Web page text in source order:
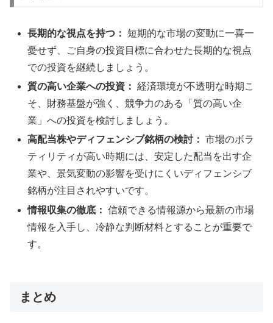
長期的な視点を持つ： 短期的な市場の変動に一喜一
憂せず、ご自身の投資目標に合わせた長期的な視点
での投資を継続しましょう。
質の高い企業への投資： 経済環境が不透明な時期こ
そ、財務基盤が強く、競争力のある「質の高い企
業」への投資を検討しましょう。
高配当株やディフェンシブ銘柄の検討： 市場のボラ
ティリティが高い時期には、安定した配当を出す企
業や、景気変動の影響を受けにくいディフェンシブ
銘柄が注目されやすいです。
情報収集の徹底： 信頼できる情報源から最新の市場
情報を入手し、冷静な判断材料とすることが重要で
す。
まとめ